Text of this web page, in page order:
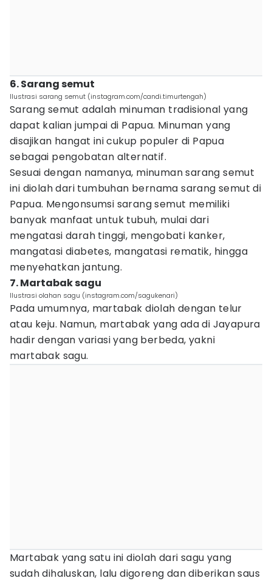
6. Sarang semut
Ilustrasi sarang semut (instagram.com/candi.timurtengah)
Sarang semut adalah minuman tradisional yang
dapat kalian jumpai di Papua. Minuman yang
disajikan hangat ini cukup populer di Papua
sebagai pengobatan alternatif.
Sesuai dengan namanya, minuman sarang semut
ini diolah dari tumbuhan bernama sarang semut di
Papua. Mengonsumsi sarang semut memiliki
banyak manfaat untuk tubuh, mulai dari
mengatasi darah tinggi, mengobati kanker,
mangatasi diabetes, mangatasi rematik, hingga
menyehatkan jantung.
7. Martabak sagu
Ilustrasi olahan sagu (instagram.com/sagukenari)
Pada umumnya, martabak diolah dengan telur
atau keju. Namun, martabak yang ada di Jayapura
hadir dengan variasi yang berbeda, yakni
martabak sagu.
Martabak yang satu ini diolah dari sagu yang
sudah dihaluskan, lalu digoreng dan diberikan saus